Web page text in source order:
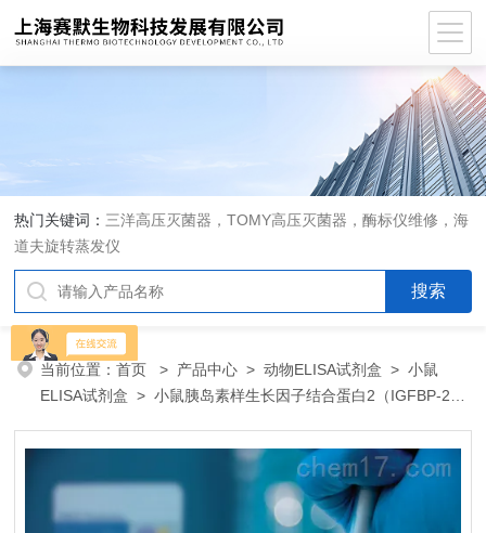
热门关键词： 三洋高压灭菌器，TOMY高压灭菌器，酶标仪维修，海
道夫旋转蒸发仪
当前位置：首页 > 产品中心 >动物ELISA试剂盒 >小鼠
ELISA试剂盒 > 小鼠胰岛素样生长因子结合蛋白2（IGFBP-2）